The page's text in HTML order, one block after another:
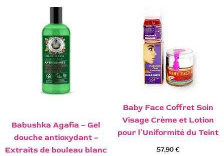
Babushka Agafia – Gel
douche antioxydant –
Extraits de bouleau blanc
Baby Face Coffret Soin
Visage Crème et Lotion
pour l’Uniformité du Teint
57,90€